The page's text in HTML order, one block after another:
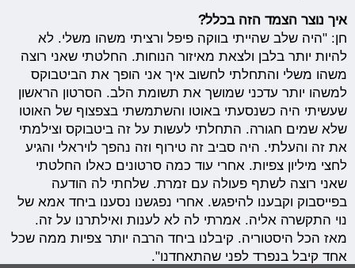
איך נוצר הצמד הזה בכלל?
חן: "היה שלב שהייתי בווקה פיפל ורציתי משהו משלי. לא
להיות יותר בלבן ולצאת מאיזור הנוחות. החלטתי שאני רוצה
משהו משלי והתחלתי לחשוב איך אני הופך את הביטבוקס
למשהו יותר עדכני שמושך את תשומת הלב. הסרטון הראשון
שעשיתי היה כשנסעתי באוטו והשתמשתי בצפצוף של האוטו
שלא שמים חגורה. התחלתי לעשות על זה ביטבוקס וצילמתי
את זה והעלתי. היה סביב זה טירוף וזה נהפך לויראלי והגיע
לחצי מיליון צפיות. אחרי עוד כמה סרטונים כאלו החלטתי
שאני רוצה לשתף פעולה עם זמרת. שלחתי לה הודעה
בפייסבוק וקבענו להיפגש. אחרי נפגשנו נסענו ביחד אמא של
נוי התקשרה אליה. אמרתי לה לא לענות ואילתרנו על זה.
מאז הכל היסטוריה. קיבלנו ביחד הרבה יותר צפיות ממה שכל
אחד קיבל בנפרד לפני שהתאחדנו".